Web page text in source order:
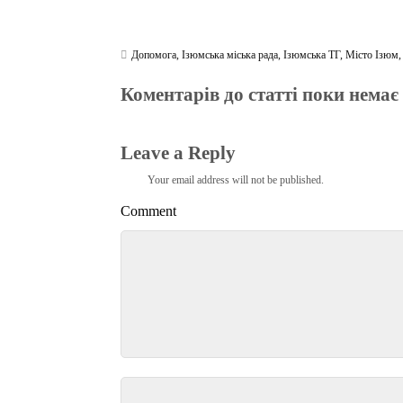
Допомога,Ізюмська міська рада,Ізюмська ТГ,Місто Ізюм
Коментарів до статті поки немає
Leave a Reply
Your email address will not be published.
Comment